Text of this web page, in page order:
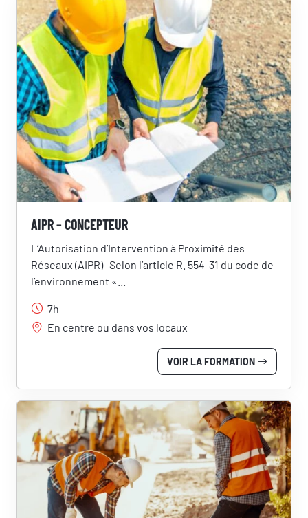
AIPR – CONCEPTEUR
L’Autorisation d’Intervention à Proximité des
Réseaux (AIPR) Selon l’article R. 554-31 du code de
l’environnement «...
7h
En centre ou dans vos locaux
VOIR LA FORMATION